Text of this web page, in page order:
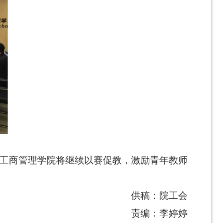
商管理学院将继续以赛促教，激励青年教师
供稿：院工会
责编：李婷婷